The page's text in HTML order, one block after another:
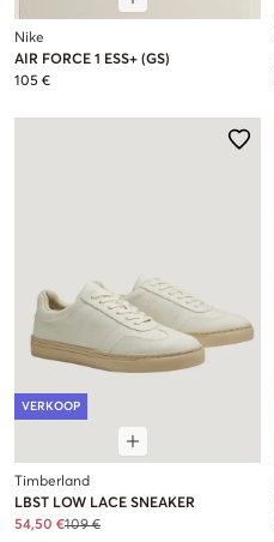
Nike
AIR FORCE 1 ESS+ (GS)
105 €
VERKOOP
Timberland
LBST LOW LACE SNEAKER
54,50 €109 €